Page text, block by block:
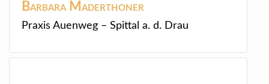
Barbara Maderthoner
Praxis Auenweg – Spittal a. d. Drau